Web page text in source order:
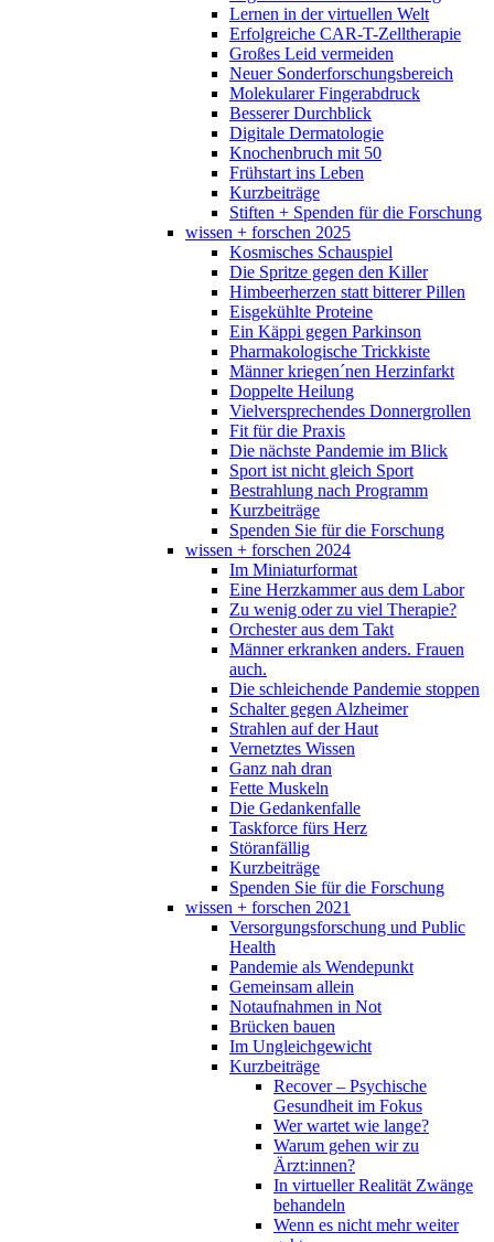
Lernen in der virtuellen Welt
Erfolgreiche CAR-T-Zelltherapie
Großes Leid vermeiden
Neuer Sonderforschungsbereich
Molekularer Fingerabdruck
Besserer Durchblick
Digitale Dermatologie
Knochenbruch mit 50
Frühstart ins Leben
Kurzbeiträge
Stiften + Spenden für die Forschung
wissen + forschen 2025
Kosmisches Schauspiel
Die Spritze gegen den Killer
Himbeerherzen statt bitterer Pillen
Eisgekühlte Proteine
Ein Käppi gegen Parkinson
Pharmakologische Trickkiste
Männer kriegen´nen Herzinfarkt
Doppelte Heilung
Vielversprechendes Donnergrollen
Fit für die Praxis
Die nächste Pandemie im Blick
Sport ist nicht gleich Sport
Bestrahlung nach Programm
Kurzbeiträge
Spenden Sie für die Forschung
wissen + forschen 2024
Im Miniaturformat
Eine Herzkammer aus dem Labor
Zu wenig oder zu viel Therapie?
Orchester aus dem Takt
Männer erkranken anders. Frauen
auch.
Die schleichende Pandemie stoppen
Schalter gegen Alzheimer
Strahlen auf der Haut
Vernetztes Wissen
Ganz nah dran
Fette Muskeln
Die Gedankenfalle
Taskforce fürs Herz
Störanfällig
Kurzbeiträge
Spenden Sie für die Forschung
wissen + forschen 2021
Versorgungsforschung und Public
Health
Pandemie als Wendepunkt
Gemeinsam allein
Notaufnahmen in Not
Brücken bauen
Im Ungleichgewicht
Kurzbeiträge
Recover – Psychische
Gesundheit im Fokus
Wer wartet wie lange?
Warum gehen wir zu
Ärzt:innen?
In virtueller Realität Zwänge
behandeln
Wenn es nicht mehr weiter